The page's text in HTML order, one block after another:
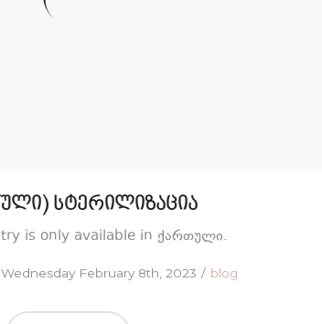
სტერილიზაცია
is only available in ქართული.
Posted
Wednesday February 8th, 2023
Posted
blog